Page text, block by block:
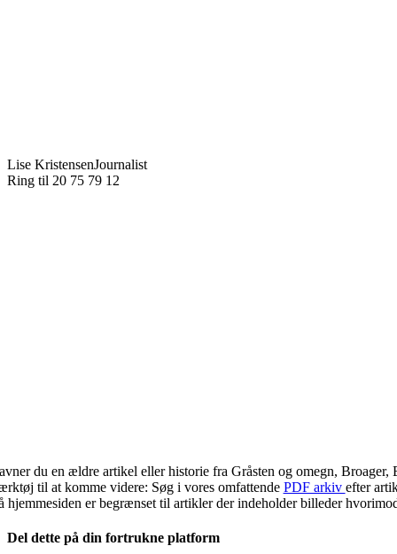
Lise KristensenJournalist
Ring til 20 75 79 12
du en ældre artikel eller historie fra Gråsten og omegn,
til at komme videre: Søg i vores omfattende PDF arkiv efter
hjemmesiden er begrænset til artikler der indeholder billeder
Del dette på din fortrukne platform